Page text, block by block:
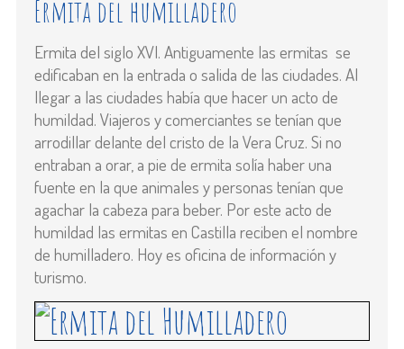
Ermita del humilladero
Ermita del siglo XVI. Antiguamente las ermitas se
edificaban en la entrada o salida de las ciudades. Al
llegar a las ciudades había que hacer un acto de
humildad. Viajeros y comerciantes se tenían que
arrodillar delante del cristo de la Vera Cruz. Si no
entraban a orar, a pie de ermita solía haber una
fuente en la que animales y personas tenían que
agachar la cabeza para beber. Por este acto de
humildad las ermitas en Castilla reciben el nombre
de humilladero. Hoy es oficina de información y
turismo.